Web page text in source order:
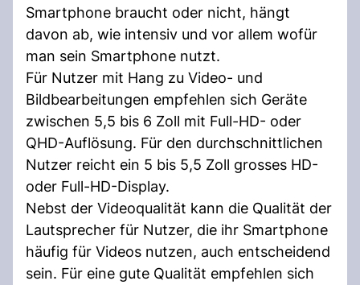
Smartphone braucht oder nicht, hängt
davon ab, wie intensiv und vor allem wofür
man sein Smartphone nutzt.
Für Nutzer mit Hang zu Video- und
Bildbearbeitungen empfehlen sich Geräte
zwischen 5,5 bis 6 Zoll mit Full-HD- oder
QHD-Auflösung. Für den durchschnittlichen
Nutzer reicht ein 5 bis 5,5 Zoll grosses HD-
oder Full-HD-Display.
Nebst der Videoqualität kann die Qualität der
Lautsprecher für Nutzer, die ihr Smartphone
häufig für Videos nutzen, auch entscheidend
sein. Für eine gute Qualität empfehlen sich